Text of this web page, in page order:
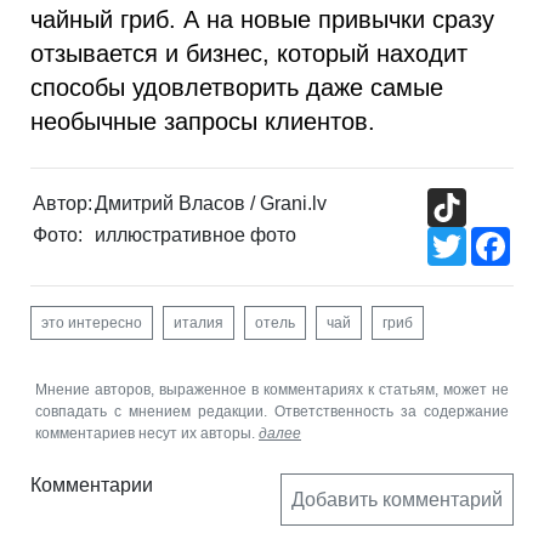
чайный гриб. А на новые привычки сразу
отзывается и бизнес, который находит
способы удовлетворить даже самые
необычные запросы клиентов.
Автор:Дмитрий Власов / Grani.lv
Фото:
иллюстративное фото
Twitter
это интересно италия отель чай гриб
Мнение авторов, выраженное в комментариях к статьям, может не
совпадать с мнением редакции. Ответственность за содержание
комментариев несут их авторы. далее
Комментарии
Добавить комментарий